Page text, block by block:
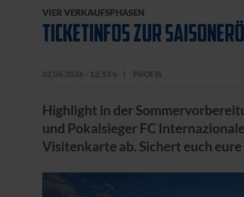
VIER VERKAUFSPHASEN
TICKETINFOS ZUR
02.06.2026 - 12:13 h PROFIS
Highlight in der
und Pokalsieger FC
Visitenkarte ab. Sichert euch